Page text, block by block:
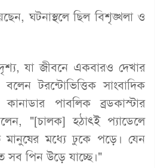
ঘটনাস্থলে ছিল বিশৃঙ্খলা ও
যা জীবনে একবারও দেখার
বলেন টরন্টোভিত্তিক সাংবাদিক
কানাডার পাবলিক ব্রডকাস্টার
"[চালক] হঠাৎই প্যাডেলে
মধ্যে ঢুকে পড়ে। যেন
সব পিন উড়ে যাচ্ছে।"